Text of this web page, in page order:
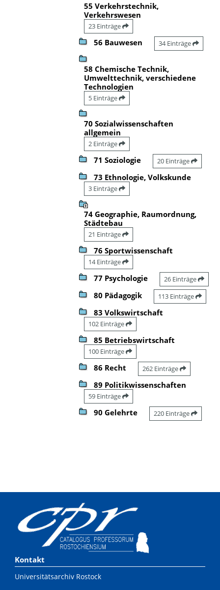
55 Verkehrstechnik,
Verkehrswesen
23 Einträge
56 Bauwesen 34 Einträge
58 Chemische Technik,
Umwelttechnik, verschiedene
Technologien
5 Einträge
70 Sozialwissenschaften
allgemein
2 Einträge
71 Soziologie 20 Einträge
73 Ethnologie, Volkskunde
3 Einträge
74 Geographie, Raumordnung,
Städtebau
21 Einträge
76 Sportwissenschaft
14 Einträge
77 Psychologie 26 Einträge
80 Pädagogik 113 Einträge
83 Volkswirtschaft
102 Einträge
85 Betriebswirtschaft
100 Einträge
86 Recht 262 Einträge
89 Politikwissenschaften
59 Einträge
90 Gelehrte 220 Einträge
Kontakt
Universitätsarchiv Rostock